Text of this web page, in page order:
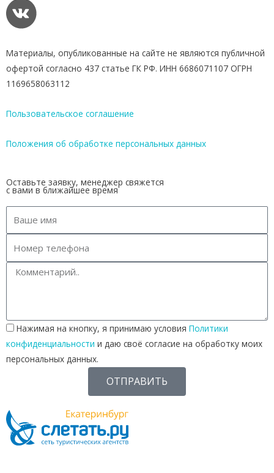
Материалы, опубликованные на сайте не являются публичной
офертой согласно 437 статье ГК РФ. ИНН 6686071107 ОГРН
1169658063112
Пользовательское соглашение
Положения об обработке персональных данных
Оставьте заявку, менеджер свяжется
с вами в ближайшее время
Нажимая на кнопку, я принимаю условия Политики
конфиденциальности и даю своё согласие на обработку моих
персональных данных.
ОТПРАВИТЬ